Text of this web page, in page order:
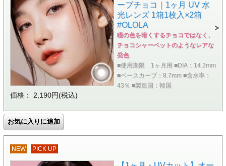
ーブチョコ｜1ヶ月 UV 水
光レンズ 1箱1枚入×2箱
#OLOLA
瞳の色を暗くするチョコではなく、
チョコシャーベットのようなレアな
発色
■使用期限 1ヶ月用 ■DIA：14.2mm
■ベースカーブ：8.7mm ■含水率：
43％ ■製造国：韓国
価格： 2,190円(税込)
NEW PICK UP